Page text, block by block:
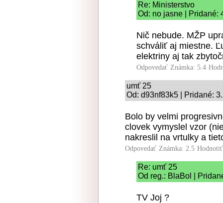
Re: Ministerstvo
Od: no jasne | Pridané:
Nič nebude. MŽP
schváliť aj miestne.
elektriny aj tak
Odpovedať Známka: 5.4
umť 25
Od: d93nf83k5 | Pridané:
Bolo by velmi
clovek vymyslel vzor
nakreslil na vrtulky a
Odpovedať Známka: 2.5
Re: umť 25
Od reg.: BlaBol |
TV Joj ?